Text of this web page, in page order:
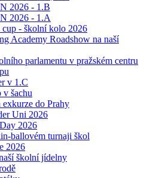
2026 - 1.B
2026 - 1.A
cup - školní kolo 2026
Academy Roadshow na naší
parlamentu v pražském centru
v 1.C
v šachu
exkurze do Prahy
Uni 2026
2026
ballovém turnaji škol
2026
školní jídelny